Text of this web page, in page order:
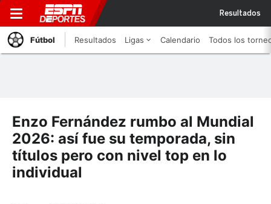
Resultados
Fútbol Resultados Ligas Calendario Todos los
Enzo Fernández rumbo al Mundial
2026: así fue su temporada, sin
títulos pero con nivel top en lo
individual